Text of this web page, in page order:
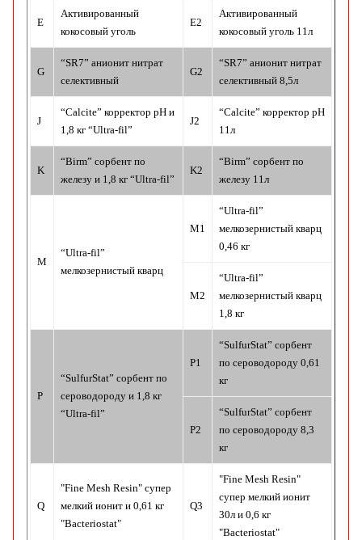
E
Активированный
кокосовый уголь
E2
Активированный
кокосовый уголь 11л
G
“SR7” анионит нитрат
селективный
G2
“SR7” анионит нитрат
селективный 8,5л
J
“Calcite” корректор pH и
1,8 кг “Ultra-fil”
J2
“Calcite” корректор pH
11л
K
“Birm” сорбент по
железу и 1,8 кг “Ultra-fil”
K2
“Birm” сорбент по
железу 11л
M
“Ultra-fil”
мелкозернистый кварц
M1
“Ultra-fil”
мелкозернистый кварц
0,46 кг
M2
“Ultra-fil”
мелкозернистый кварц
1,8 кг
P
“SulfurStat” сорбент по
сероводороду и 1,8 кг
“Ultra-fil”
P1
“SulfurStat” сорбент
по сероводороду 0,61
кг
P2
“SulfurStat” сорбент
по сероводороду 8,3
кг
Q
"Fine Mesh Resin" супер
мелкий ионит и 0,61 кг
"Bacteriostat"
Q3
"Fine Mesh Resin"
супер мелкий ионит
30л и 0,6 кг
"Bacteriostat"